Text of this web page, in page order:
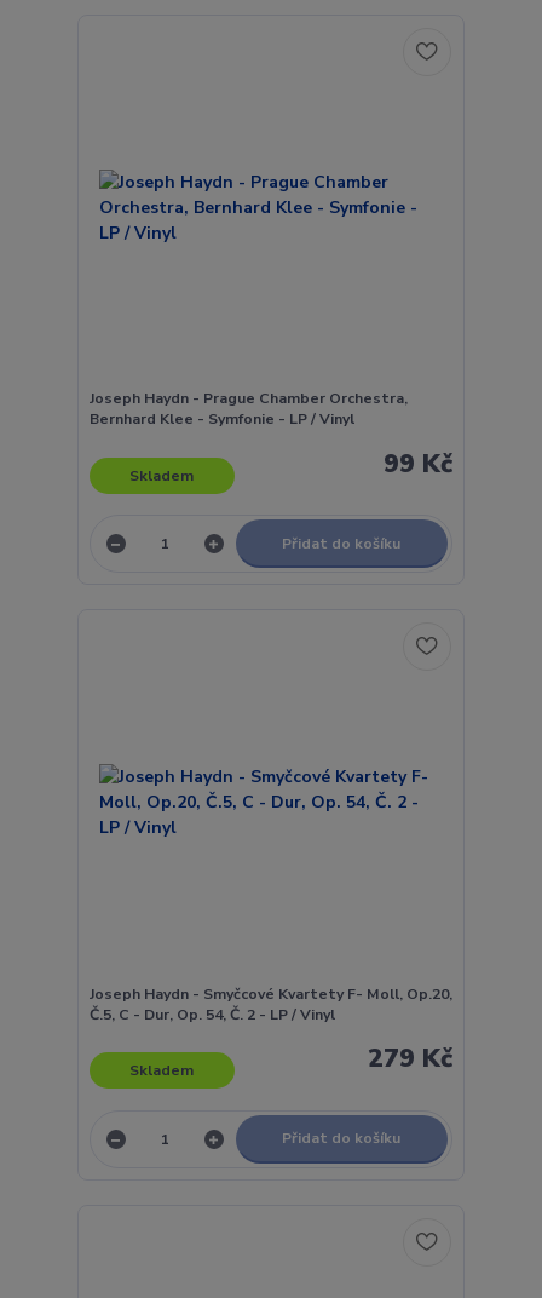
Joseph Haydn - Prague Chamber Orchestra,
Bernhard Klee - Symfonie - LP / Vinyl
99 Kč
Skladem
Přidat do košíku
Joseph Haydn - Smyčcové Kvartety F- Moll, Op.20,
Č.5, C - Dur, Op. 54, Č. 2 - LP / Vinyl
279 Kč
Skladem
Přidat do košíku